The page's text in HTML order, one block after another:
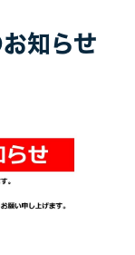
知らせ